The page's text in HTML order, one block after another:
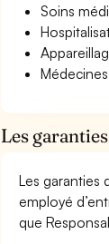
Soins
Les
Les garanties
employé
que